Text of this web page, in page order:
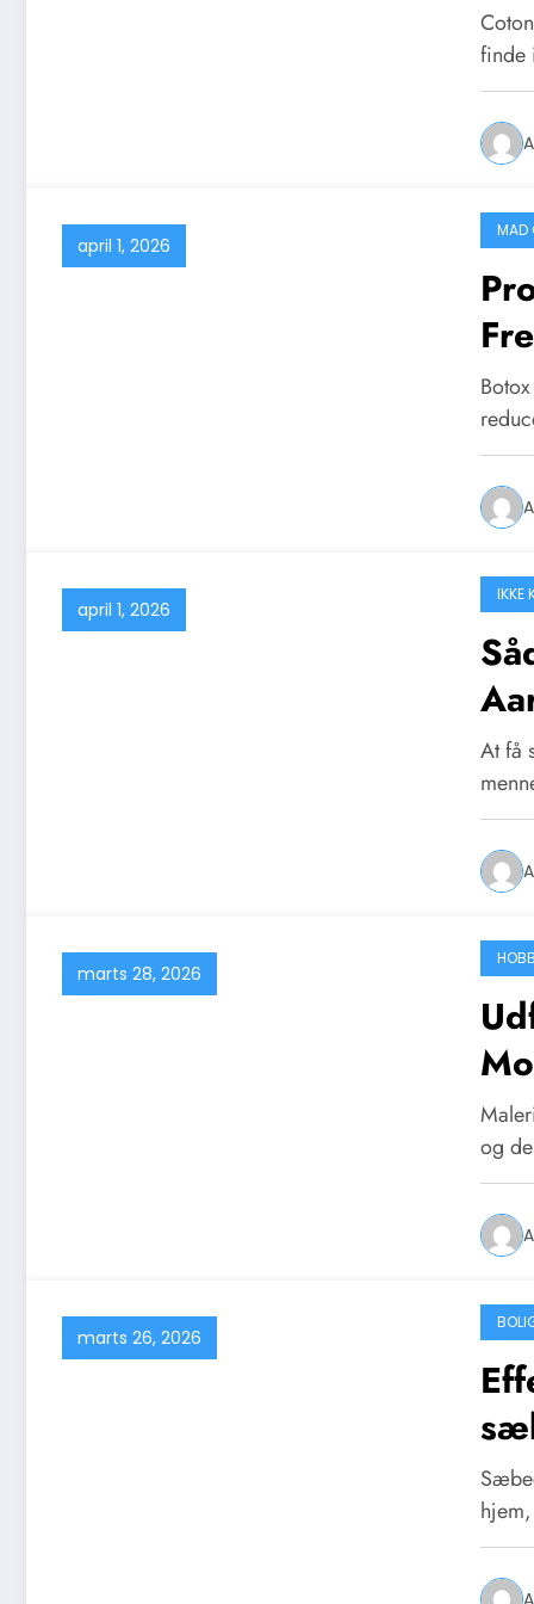
finde
april 1, 2026
MAD
april 1, 2026
IKKE
At få
marts 28, 2026
og
marts 26, 2026